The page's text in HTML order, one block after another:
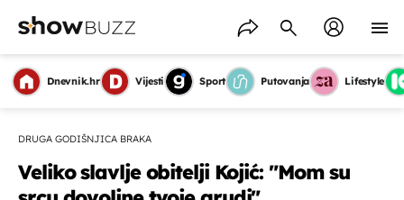
Dnevnik.hr Vijesti Sport Putovanja Lifestyle
DRUGA GODIŠNJICA BRAKA
Veliko slavlje obitelji Kojić: "Mom su